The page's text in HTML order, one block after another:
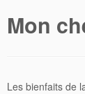
Mon
Les bienfaits de